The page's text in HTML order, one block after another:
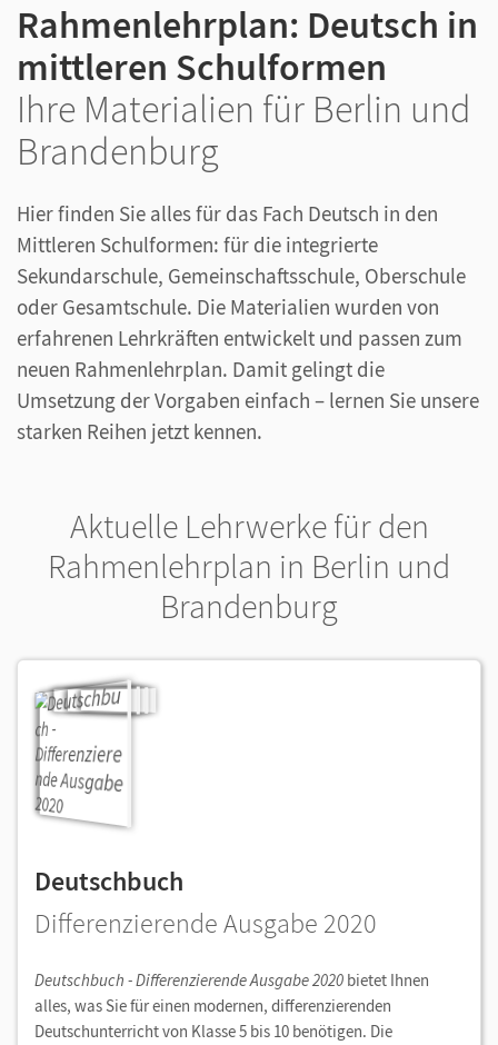
Rahmenlehrplan: Deutsch in
mittleren Schulformen
Ihre Materialien für Berlin und
Brandenburg
Hier finden Sie alles für das Fach Deutsch in den
Mittleren Schulformen: für die integrierte
Sekundarschule, Gemeinschaftsschule, Oberschule
oder Gesamtschule. Die Materialien wurden von
erfahrenen Lehrkräften entwickelt und passen zum
neuen Rahmenlehrplan. Damit gelingt die
Umsetzung der Vorgaben einfach – lernen Sie unsere
starken Reihen jetzt kennen.
Aktuelle Lehrwerke für den
Rahmenlehrplan in Berlin und
Brandenburg
Deutschbuch
Differenzierende Ausgabe 2020
Deutschbuch - Differenzierende Ausgabe 2020 bietet Ihnen
alles, was Sie für einen modernen, differenzierenden
Deutschunterricht von Klasse 5 bis 10 benötigen. Die